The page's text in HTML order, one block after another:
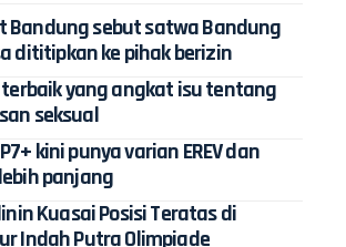
Bandung sebut satwa Bandung
dititipkan ke pihak berizin
yang angkat isu tentang
seksual
kini punya varian EREV dan
panjang
Kuasai Posisi Teratas di
Indah Putra Olimpiade